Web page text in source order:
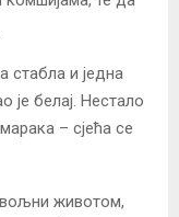
стабла и једна
је белај. Нестало
– сјећа се
животом,